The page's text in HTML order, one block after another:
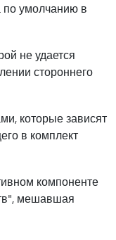
по умолчанию в
не удается
стороннего
которые зависят
в комплект
компоненте
мешавшая